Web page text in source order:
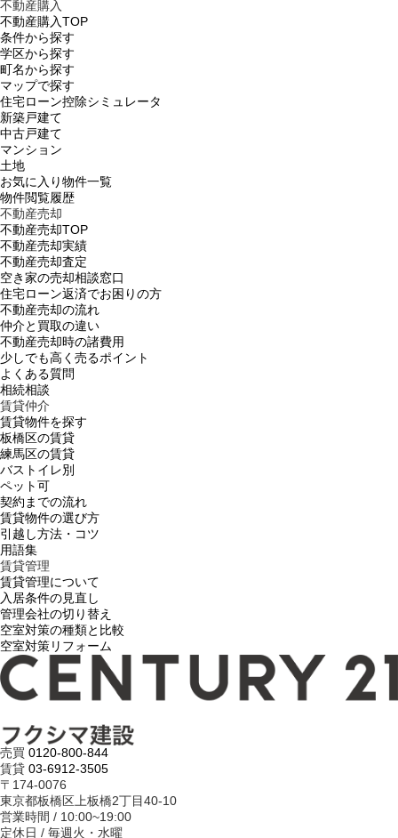
不動産購入
不動産購入TOP
条件から探す
学区から探す
町名から探す
マップで探す
住宅ローン控除シミュレータ
新築戸建て
中古戸建て
マンション
土地
お気に入り物件一覧
物件閲覧履歴
不動産売却
不動産売却TOP
不動産売却実績
不動産売却査定
空き家の売却相談窓口
住宅ローン返済でお困りの方
不動産売却の流れ
仲介と買取の違い
不動産売却時の諸費用
少しでも高く売るポイント
よくある質問
相続相談
賃貸仲介
賃貸物件を探す
板橋区の賃貸
練馬区の賃貸
バストイレ別
ペット可
契約までの流れ
賃貸物件の選び方
引越し方法・コツ
用語集
賃貸管理
賃貸管理について
入居条件の見直し
管理会社の切り替え
空室対策の種類と比較
空室対策リフォーム
売買 0120-800-844
賃貸 03-6912-3505
〒174-0076
東京都板橋区上板橋2丁目40-10
営業時間 / 10:00~19:00
定休日 / 毎週火・水曜